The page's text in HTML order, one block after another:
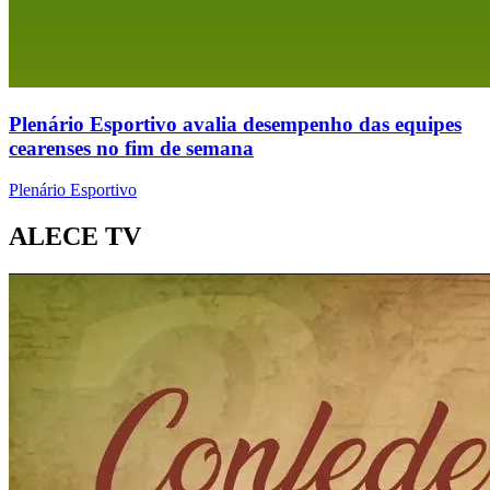
Plenário Esportivo avalia desempenho das equipes
cearenses no fim de semana
Plenário Esportivo
ALECE TV